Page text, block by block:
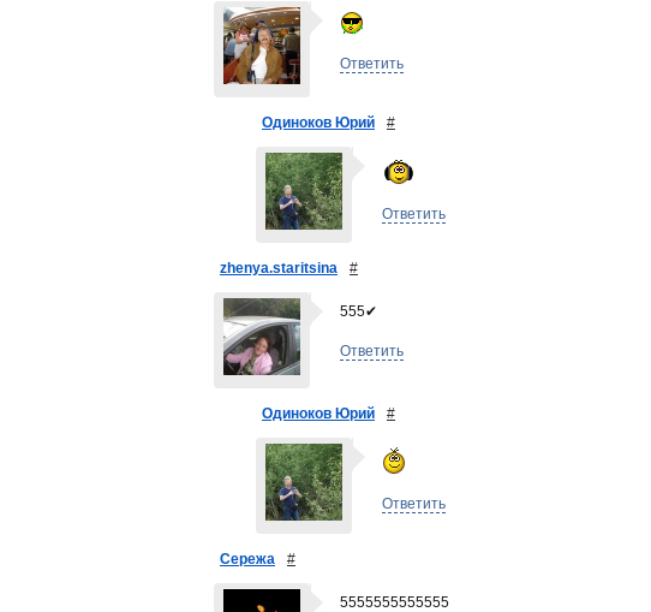
Ответить
Одиноков Юрий #
Ответить
zhenya.staritsina #
555✔
Ответить
Одиноков Юрий #
Ответить
Сережа #
5555555555555